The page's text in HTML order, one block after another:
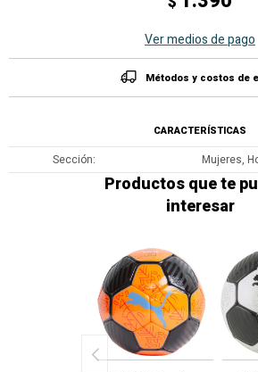
Ver medios de pago
Métodos y costos de
CARACTERÍSTICAS
Sección Mujeres,
Productos que te
interesar